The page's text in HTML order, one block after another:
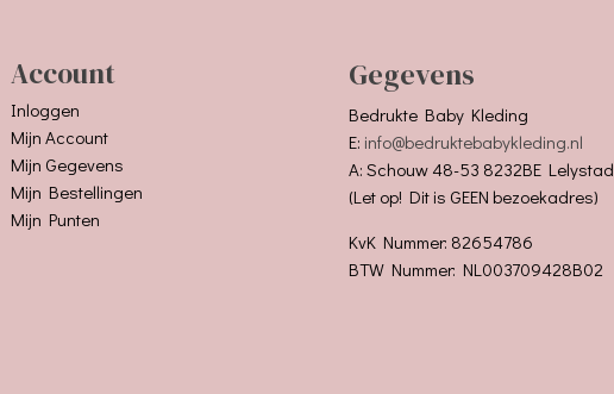
Account
Inloggen
Mijn Account
Mijn Gegevens
Mijn Bestellingen
Mijn Punten
Gegevens
Bedrukte Baby Kleding
E: info@bedruktebabykleding.nl
A: Schouw 48-53 8232BE Lelystad
(Let op! Dit is GEEN bezoekadres)
KvK Nummer: 82654786
BTW Nummer: NL003709428B02